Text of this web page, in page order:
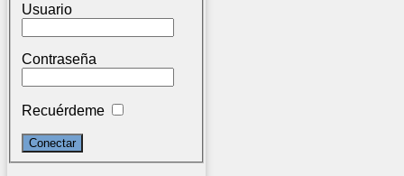
Usuario
Contraseña
Recuérdeme